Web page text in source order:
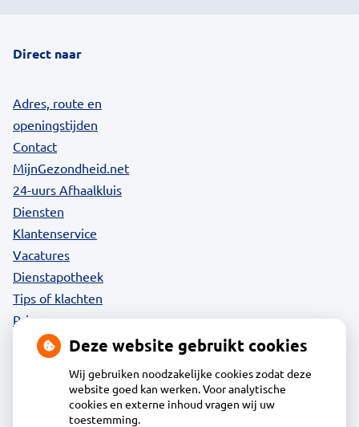
Direct naar
Adres, route en
openingstijden
Contact
MijnGezondheid.net
24-uurs Afhaalkluis
Diensten
Klantenservice
Vacatures
Dienstapotheek
Tips of klachten
Privacy
Deze website gebruikt cookies
Wij gebruiken noodzakelijke cookies zodat deze
website goed kan werken. Voor analytische
cookies en externe inhoud vragen wij uw
toestemming.